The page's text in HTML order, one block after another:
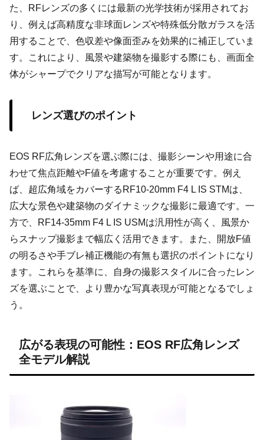
た、RFレンズの多くには最新の光学技術が採用されてお
り、例えば高精度な非球面レンズや特殊低分散ガラスを活
用することで、色収差や像面歪みを効果的に補正していま
す。これにより、風景や建築物を撮影する際にも、画面全
体がシャープでクリアな描写が可能となります。
レンズ選びのポイント
EOS RF広角レンズを選ぶ際には、撮影シーンや用途に合
わせて焦点距離やF値を考慮することが重要です。例え
ば、超広角域をカバーするRF10-20mm F4 L IS STMは、
広大な景色や建築物のダイナミックな撮影に最適です。一
方で、RF14-35mm F4 L IS USMは汎用性が高く、風景か
らスナップ撮影まで幅広く活用できます。また、開放F値
の明るさや手ブレ補正機能の有無も選択のポイントになり
ます。これらを基準に、自身の撮影スタイルに合ったレン
ズを選ぶことで、より豊かな写真表現が可能となるでしょ
う。
広がる表現の可能性：EOS RF広角レンズ
全モデル解説